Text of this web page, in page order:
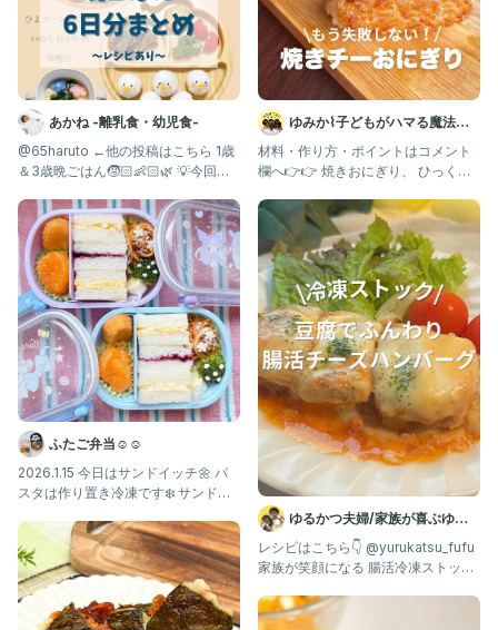
あかね -離乳食・幼児食-
@65haruto ←他の投稿はこちら 1歳
＆3歳晩ごはん🧒🏻👶🏻🌿 💡今回の
ふたご弁当☺︎☺︎
2026.1.15 今日はサンドイッチ🌼 パ
スタは作り置き冷凍です❄️ サンドイ
ゆみか⌇子どもがハマる魔法の
レシピ｜幼児食
材料・作り方・ポイントはコメント
欄へ👉👉 焼きおにぎり、 ひっくり
ゆるかつ夫婦/家族が喜ぶゆる
腸活レシピ
レシピはこちら👇 @yurukatsu_fufu
家族が笑顔になる 腸活冷凍ストック